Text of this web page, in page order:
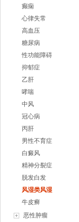
癫痫
心律失常
高血压
糖尿病
性功能障碍
抑郁症
乙肝
哮喘
中风
冠心病
丙肝
男性不育症
白癜风
精神分裂症
脱发白发
风湿类风湿
牛皮癣
恶性肿瘤